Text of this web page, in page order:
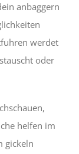
anbaggern
werdet
oder
helfen im
gickeln